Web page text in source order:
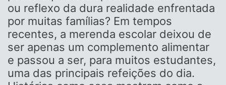
ou reflexo da dura realidade enfrentada
por muitas famílias? Em tempos
recentes, a merenda escolar deixou de
ser apenas um complemento alimentar
e passou a ser, para muitos estudantes,
uma das principais refeições do dia.